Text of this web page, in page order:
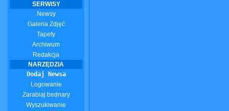
SERWISY
Newsy
Galeria Zdjęć
Tapety
Archiwum
Redakcja
NARZĘDZIA
Dodaj Newsa
Logowanie
Zarabiaj bednary
Wyszukiwanie